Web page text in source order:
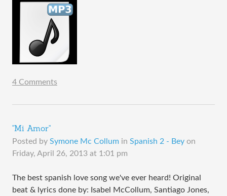
4 Comments
"Mi Amor"
Posted by Symone Mc Collum in Spanish 2 - Bey on
Friday, April 26, 2013 at 1:01 pm
The best spanish love song we've ever heard! Original
beat & lyrics done by: Isabel McCollum, Santiago Jones,